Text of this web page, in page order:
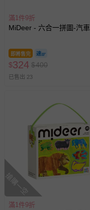
滿1件9折
MiDeer - 六合一拼圖-汽車
即將售完
$324 $400
已售出 23
搶購一空
滿1件9折